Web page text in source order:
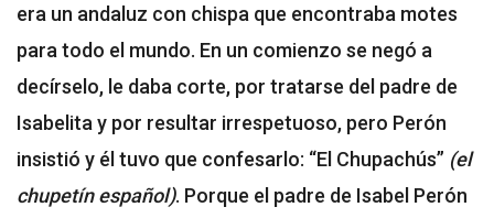
era un andaluz con chispa que encontraba motes
para todo el mundo. En un comienzo se negó a
decírselo, le daba corte, por tratarse del padre de
Isabelita y por resultar irrespetuoso, pero Perón
insistió y él tuvo que confesarlo: “El Chupachús” (el
chupetín español). Porque el padre de Isabel Perón